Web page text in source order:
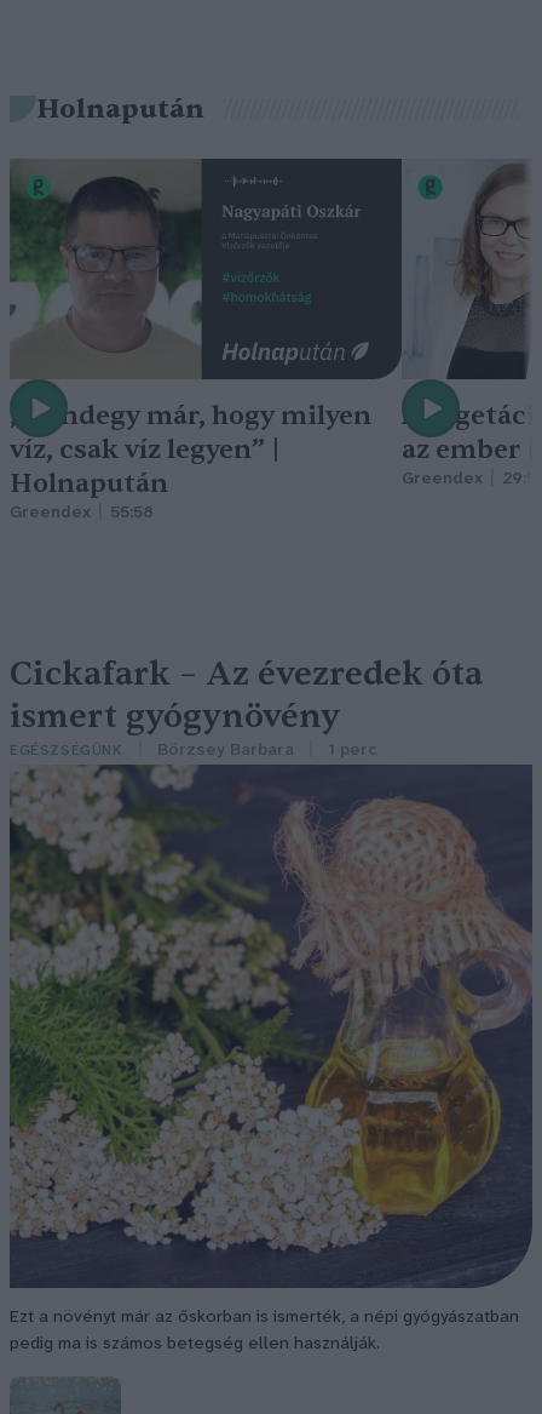
Holnapután
„Mindegy már, hogy milyen
víz, csak víz legyen” |
Holnapután
Greendex 55:58
A
az ember
Greendex
Cickafark – Az évezredek óta
ismert gyógynövény
EGÉSZSÉGÜNK Börzsey Barbara 1 perc
Ezt a növényt már az őskorban is ismerték, a népi gyógyászatban
pedig ma is számos betegség ellen használják.